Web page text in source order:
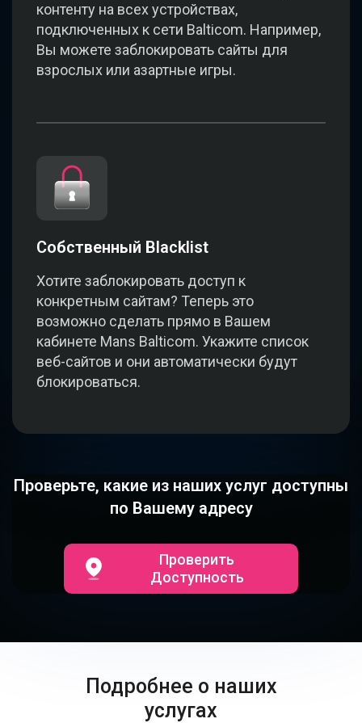
контенту на всех устройствах,
подключенных к сети Balticom. Например,
Вы можете заблокировать сайты для
взрослых или азартные игры.
Собственный Blacklist
Хотите заблокировать доступ к
конкретным сайтам? Теперь это
возможно сделать прямо в Вашем
кабинете Mans Balticom. Укажите список
веб-сайтов и они автоматически будут
блокироваться.
Проверьте, какие из наших услуг доступны
по Вашему адресу
Проверить
Доступность
Подробнее о наших
услугах